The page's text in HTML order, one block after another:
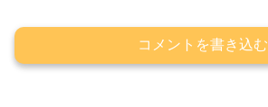
コメントを書き込む